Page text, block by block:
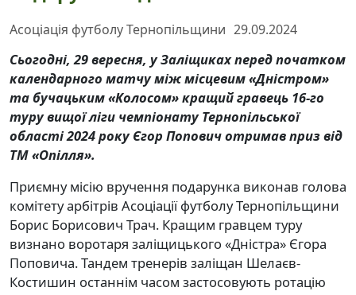
Асоціація футболу Тернопільщини 29.09.2024
Сьогодні, 29 вересня, у Заліщиках перед початком
календарного матчу між місцевим «Дністром»
та бучацьким «Колосом» кращий гравець 16-го
туру вищої ліги чемпіонату Тернопільської
області 2024 року Єгор Попович отримав приз від
ТМ «Опілля».
Приємну місію вручення подарунка виконав голова
комітету арбітрів Асоціації футболу Тернопільщини
Борис Борисович Трач. Кращим гравцем туру
визнано воротаря заліщицького «Дністра» Єгора
Поповича. Тандем тренерів заліщан Шелаєв-
Костишин останнім часом застосовують ротацію